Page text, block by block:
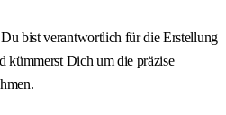
bist verantwortlich für die Erstellung
kümmerst Dich um die präzise